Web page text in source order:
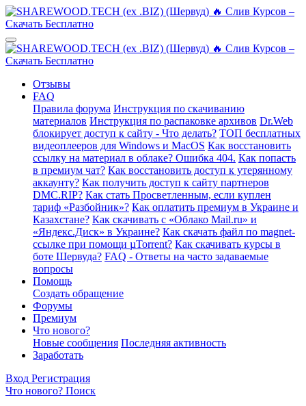
Отзывы
FAQ
Правила форума Инструкция по скачиванию
материалов Инструкция по распаковке архивов Dr.Web
блокирует доступ к сайту - Что делать? ТОП бесплатных
видеоплееров для Windows и MacOS Как восстановить
ссылку на материал в облаке? Ошибка 404. Как попасть
в премиум чат? Как восстановить доступ к утерянному
аккаунту? Как получить доступ к сайту партнеров
DMC.RIP? Как стать Просветленным, если куплен
тариф «Разбойник»? Как оплатить премиум в Украине и
Казахстане? Как скачивать с «Облако Mail.ru» и
«Яндекс.Диск» в Украине? Как скачать файл по magnet-
ссылке при помощи µTorrent? Как скачивать курсы в
боте Шервуда? FAQ - Ответы на часто задаваемые
вопросы
Помощь
Создать обращение
Форумы
Премиум
Что нового?
Новые сообщения Последняя активность
Заработать
Вход Регистрация
Что нового? Поиск